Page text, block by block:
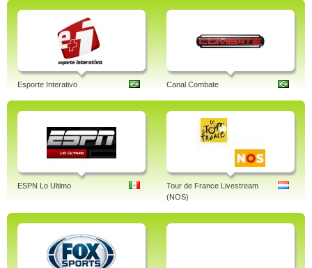
Esporte Interativo Canal Combate
ESPN Lo Ultimo
Tour de France Livestream
(NOS)